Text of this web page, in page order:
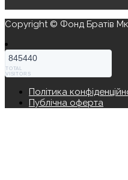
Copyright © Фонд Братів
845440
TOTAL
VISITORS
Політика
Публічна оферта